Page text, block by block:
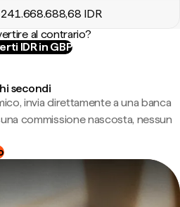
241.668.688,68 IDR
al contrario?
IDR in GBP
secondi
invia direttamente a una banca
commissione nascosta, nessun